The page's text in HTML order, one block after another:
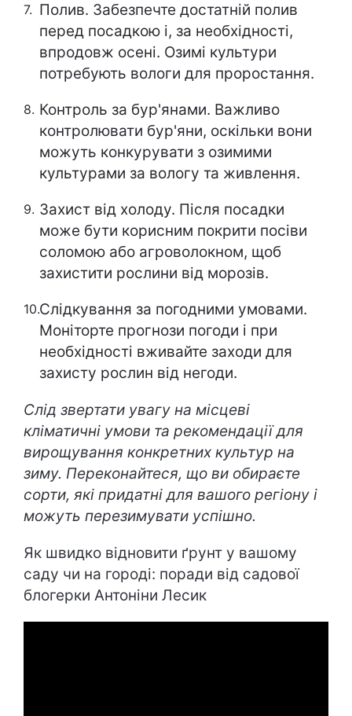
Полив. Забезпечте достатній полив
перед посадкою і, за необхідності,
впродовж осені. Озимі культури
потребують вологи для проростання.
Контроль за бур'янами. Важливо
контролювати бур'яни, оскільки вони
можуть конкурувати з озимими
культурами за вологу та живлення.
Захист від холоду. Після посадки
може бути корисним покрити посіви
соломою або агроволокном, щоб
захистити рослини від морозів.
Слідкування за погодними умовами.
Моніторте прогнози погоди і при
необхідності вживайте заходи для
захисту рослин від негоди.
Слід звертати увагу на місцеві
кліматичні умови та рекомендації для
вирощування конкретних культур на
зиму. Переконайтеся, що ви обираєте
сорти, які придатні для вашого регіону і
можуть перезимувати успішно.
Як швидко відновити ґрунт у вашому
саду чи на городі: поради від садової
блогерки Антоніни Лесик